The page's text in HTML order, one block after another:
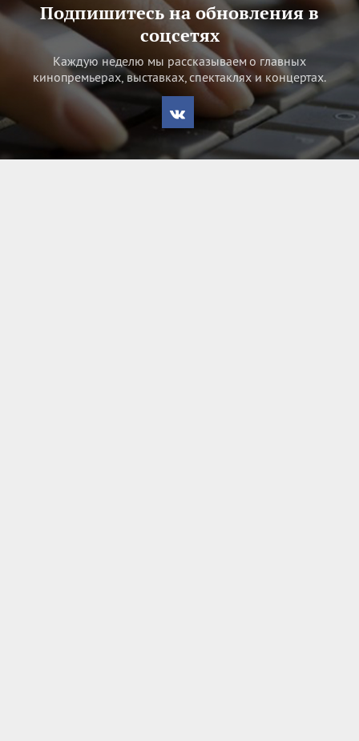
Подпишитесь на обновления в
соцсетях
Каждую неделю мы рассказываем о главных
кинопремьерах, выставках, спектаклях и концертах.